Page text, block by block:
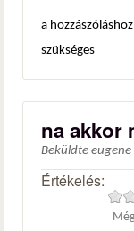
a hozzászóláshoz
szükséges
na akkor
Beküldte eugene
Értékelés: